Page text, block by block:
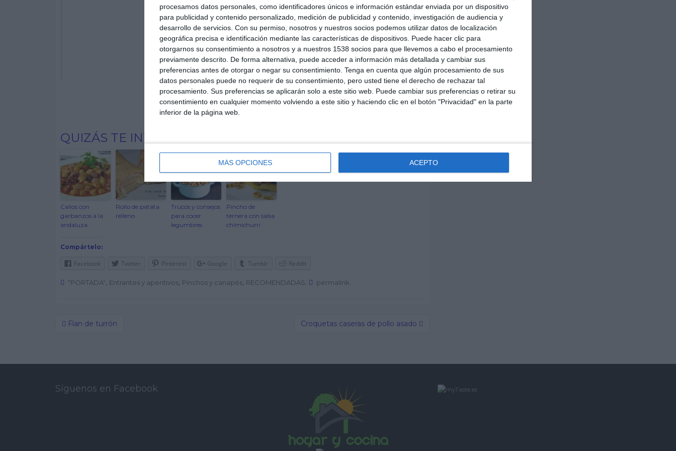
procesamos datos personales, como identificadores únicos e información estándar enviada por un dispositivo
para publicidad y contenido personalizado, medición de publicidad y contenido, investigación de audiencia y
desarrollo de servicios. Con su permiso, nosotros y nuestros socios podemos utilizar datos de localización
geográfica precisa e identificación mediante las características de dispositivos. Puede hacer clic para
otorgarnos su consentimiento a nosotros y a nuestros 1538 socios para que llevemos a cabo el procesamiento
previamente descrito. De forma alternativa, puede acceder a información más detallada y cambiar sus
preferencias antes de otorgar o negar su consentimiento. Tenga en cuenta que algún procesamiento de sus
datos personales puede no requerir de su consentimiento, pero usted tiene el derecho de rechazar tal
procesamiento. Sus preferencias se aplicarán solo a este sitio web. Puede cambiar sus preferencias o retirar su
consentimiento en cualquier momento volviendo a este sitio y haciendo clic en el botón "Privacidad" en la parte
inferior de la página web.
MÁS OPCIONES ACEPTO
QUIZÁS TE INTERESE
Callos con
garbanzos a la
andaluza
Rollo de patata
relleno
Trucos y consejos
para cocer
legumbres
Pincho de
ternera con salsa
chimichurri
Compártelo:
Facebook Twitter Pinterest Google Tumblr Reddit
"PORTADA", Entrantes y aperitivos, Pinchos y canapés, RECOMENDADAS. permalink.
Flan de turrón Croquetas caseras de pollo asado
e
e
m
a
i
l
Síguenos en Facebook